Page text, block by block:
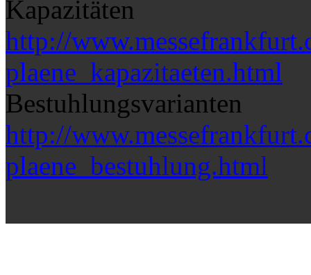
Kapazitäten
http://
plaene_kapazitaeten.html
Bestuhlungsvarianten
http://
plaene_bestuhlung.html